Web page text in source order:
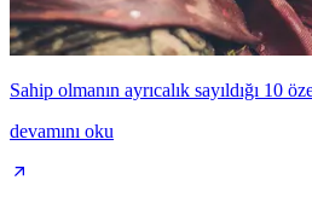
Sahip olmanın ayrıcalık sayıldığı 10
devamını oku